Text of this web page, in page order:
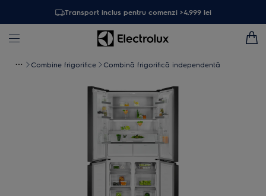
Transport inclus pentru comenzi >4.999 lei
Combine frigorifice Combină frigorifică independentă